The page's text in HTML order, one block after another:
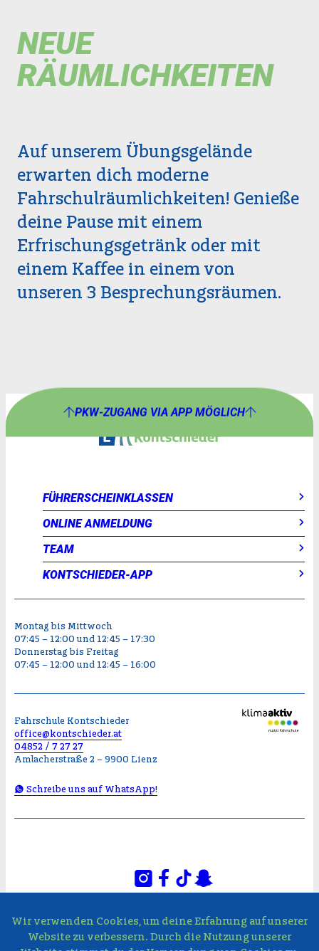
NEUE
RÄUMLICHKEITEN
Auf unserem Übungsgelände
erwarten dich moderne
Fahrschulräumlichkeiten! Genieße
deine Pause mit einem
Erfrischungsgetränk oder mit
einem Kaffee in einem von
unseren 3 Besprechungsräumen.
PKW-ZUGANG VIA APP MÖGLICH
FÜHRERSCHEINKLASSEN
ONLINE ANMELDUNG
TEAM
KONTSCHIEDER-APP
Montag bis Mittwoch
07:45 – 12:00 und 12:45 – 17:30
Donnerstag bis Freitag
07:45 – 12:00 und 12:45 – 16:00
Fahrschule Kontschieder
office@kontschieder.at
04852 / 7 27 27
Amlacherstraße 2 – 9900 Lienz
Schreibe uns auf WhatsApp!
© FAHRSCHULE KONTSCHIEDER